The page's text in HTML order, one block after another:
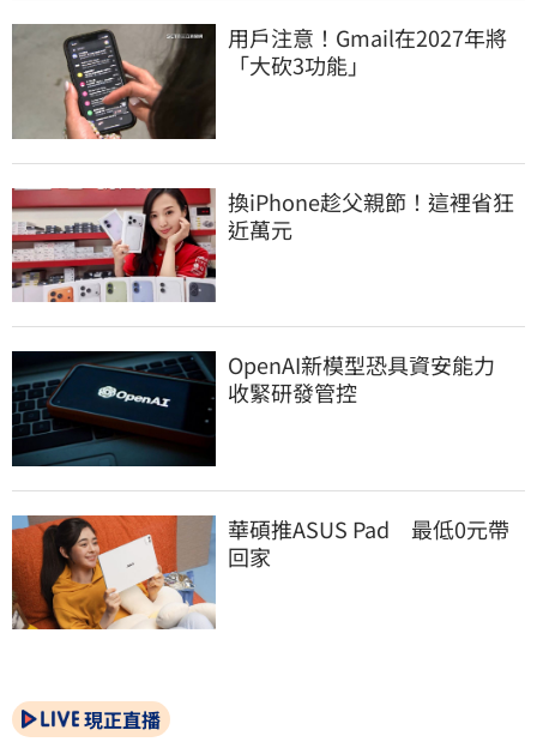
用戶注意！Gmail在2027年將
「大砍3功能」
換iPhone趁父親節！這裡省狂
近萬元
OpenAI新模型恐具資安能力
收緊研發管控
華碩推ASUS Pad　最低0元帶
回家
現正直播